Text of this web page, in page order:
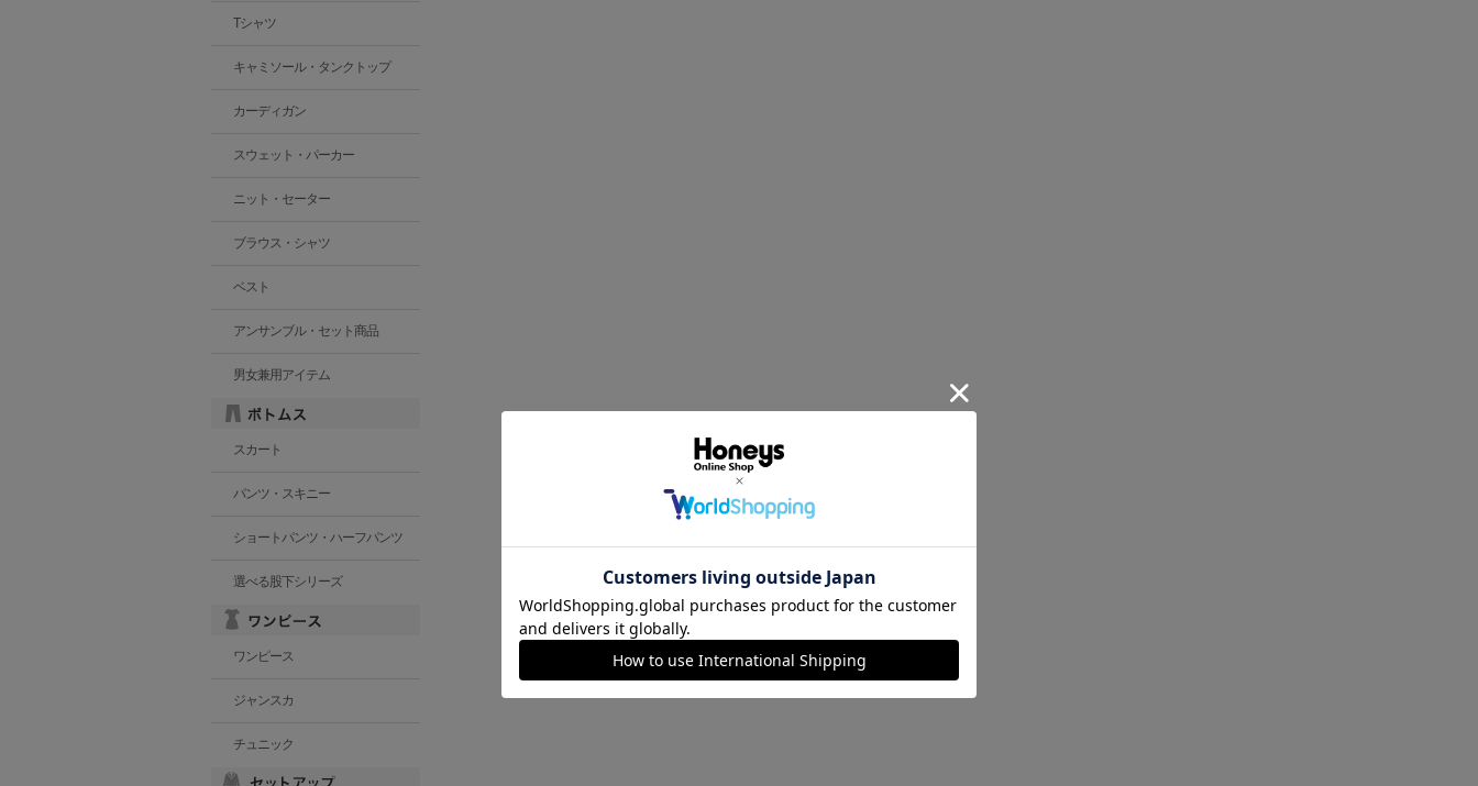
Tシャツ
キャミソール・タンクトップ
カーディガン
スウェット・パーカー
ニット・セーター
ブラウス・シャツ
ベスト
アンサンブル・セット商品
男女兼用アイテム
スカート
パンツ・スキニー
ショートパンツ・ハーフパンツ
選べる股下シリーズ
ワンピース
ジャンスカ
チュニック